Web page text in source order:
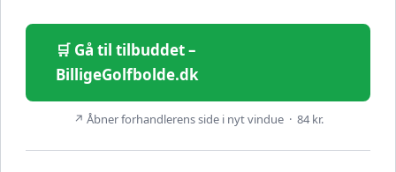
🛒 Gå til tilbuddet –
BilligeGolfbolde.dk
↗ Åbner forhandlerens side i nyt vindue · 84 kr.